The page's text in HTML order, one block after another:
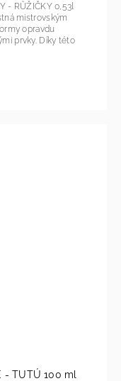
- RŮŽIČKY 0,53l
opravdu
prvky. Díky této
- TUTÚ 100 ml